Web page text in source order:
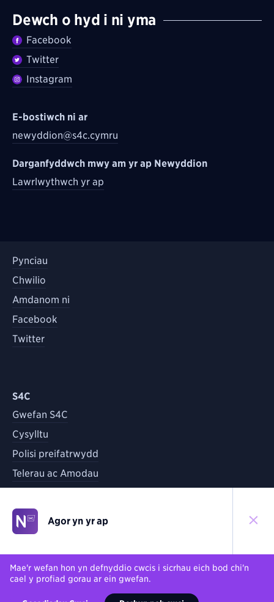
Dewch o hyd i ni yma
Facebook
Twitter
Instagram
E-bostiwch ni ar
newyddion@s4c.cymru
Darganfyddwch mwy am yr ap Newyddion
Lawrlwythwch yr ap
Pynciau
Chwilio
Amdanom ni
Facebook
Twitter
S4C
Gwefan S4C
Cysylltu
Polisi preifatrwydd
Telerau ac Amodau
Yn ôl i'r brig
Mae'r wefan hon yn defnyddio cwcis i sicrhau eich bod chi'n
cael y profiad gorau ar ein gwefan.
Agor yn yr ap